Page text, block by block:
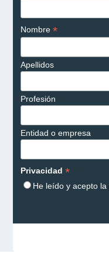
Nombre *
Apellidos
Profesión
Entidad o empresa
Privacidad *
He leído y acepto la